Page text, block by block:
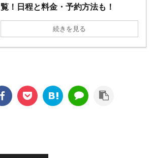
覧！日程と料金・予約方法も！
続きを見る